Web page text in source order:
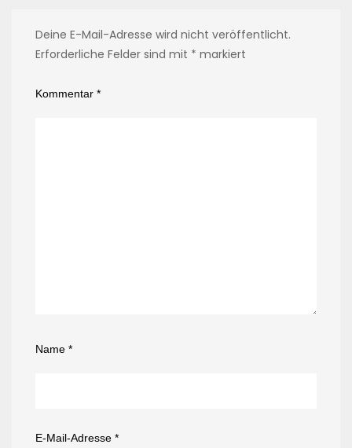
Deine E-Mail-Adresse wird nicht veröffentlicht.
Erforderliche Felder sind mit * markiert
Kommentar *
Name *
E-Mail-Adresse *